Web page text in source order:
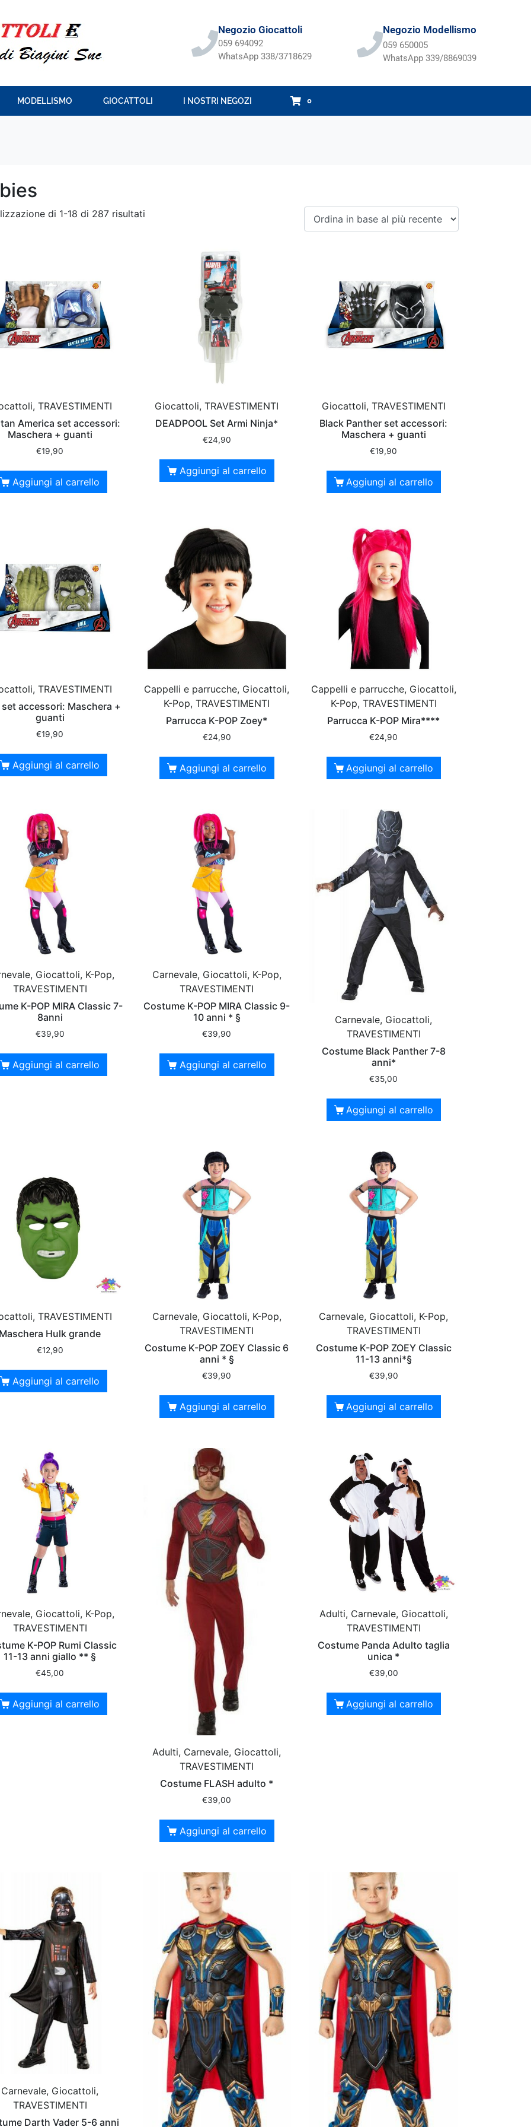
Negozio Giocattoli
059 694092
WhatsApp 338/3718629
Negozio Modellismo
059 650005
WhatsApp 339/8869039
MODELLISMO GIOCATTOLI I NOSTRI NEGOZI 0
di 1-18 di 287 risultati
TRAVESTIMENTI
America set accessori:
Maschera + guanti
€19,90
Aggiungi al carrello
Giocattoli, TRAVESTIMENTI
DEADPOOL Set Armi Ninja*
€24,90
Aggiungi al carrello
Giocattoli, TRAVESTIMENTI
Black Panther set accessori:
Maschera + guanti
€19,90
Aggiungi al carrello
TRAVESTIMENTI
accessori: Maschera +
guanti
€19,90
Aggiungi al carrello
Cappelli e parrucche, Giocattoli,
K-Pop, TRAVESTIMENTI
Parrucca K-POP Zoey*
€24,90
Aggiungi al carrello
Cappelli e parrucche, Giocattoli,
K-Pop, TRAVESTIMENTI
Parrucca K-POP Mira****
€24,90
Aggiungi al carrello
Giocattoli, K-Pop,
TRAVESTIMENTI
K-POP MIRA Classic 7-
8anni
€39,90
Aggiungi al carrello
Carnevale, Giocattoli, K-Pop,
TRAVESTIMENTI
Costume K-POP MIRA Classic 9-
10 anni * §
€39,90
Aggiungi al carrello
Carnevale, Giocattoli,
TRAVESTIMENTI
Costume Black Panther 7-8
anni*
€35,00
Aggiungi al carrello
TRAVESTIMENTI
Hulk grande
€12,90
Aggiungi al carrello
Carnevale, Giocattoli, K-Pop,
TRAVESTIMENTI
Costume K-POP ZOEY Classic 6
anni * §
€39,90
Aggiungi al carrello
Carnevale, Giocattoli, K-Pop,
TRAVESTIMENTI
Costume K-POP ZOEY Classic
11-13 anni*§
€39,90
Aggiungi al carrello
Giocattoli, K-Pop,
TRAVESTIMENTI
K-POP Rumi Classic
11-13 anni giallo ** §
€45,00
Aggiungi al carrello
Adulti, Carnevale, Giocattoli,
TRAVESTIMENTI
Costume FLASH adulto *
€39,00
Aggiungi al carrello
Adulti, Carnevale, Giocattoli,
TRAVESTIMENTI
Costume Panda Adulto taglia
unica *
€39,00
Aggiungi al carrello
Carnevale, Giocattoli,
TRAVESTIMENTI
Darth Vader 5-6 anni